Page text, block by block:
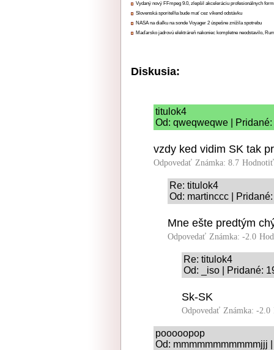
Vydaný nový FFmpeg 9.0, zlepšil akceleráciu profesionálnych
Slovenská sporiteľňa bude mať cez víkend odstávku
NASA na diaľku na sonde Voyager 2 úspešne znížila spotrebu
Maďarsko jadrovú elektráreň nakoniec kompletne neodstavilo,
Diskusia:
titulok4
Od: qweqweqwe |
vzdy ked vidim SK tak
Odpovedať Známka: 8.7
Re: titulok4
Od: martinccc |
Mne ešte predtým
Odpovedať Známka: -2.0
Re: titulok4
Od: _iso | Pridané:
Sk-SK
Odpovedať Známka: -2.0
pooooopop
Od: mmmmmmmmmmmjjj